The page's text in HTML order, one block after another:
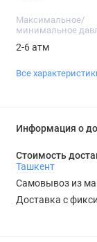
Максимальное/
минимальное
2-6 атм
Все
Информация о
Стоимость
Ташкент
Самовывоз из
Доставка с